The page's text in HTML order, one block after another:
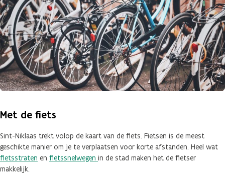
Met de fiets
Sint-Niklaas trekt volop de kaart van de fiets. Fietsen is de meest
geschikte manier om je te verplaatsen voor korte afstanden. Heel wat
fietsstraten en fietssnelwegen in de stad maken het de fietser
makkelijk.